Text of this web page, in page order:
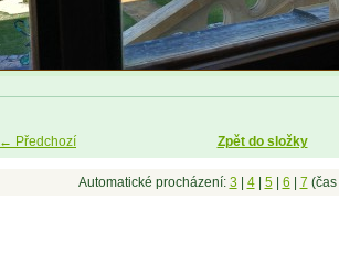
← Předchozí Zpět do složky
Automatické procházení: 3 4| 5| 6 7